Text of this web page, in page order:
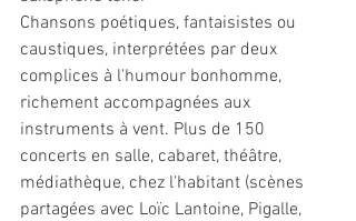
Chansons poétiques, fantaisistes ou
caustiques, interprétées par deux
complices à l'humour bonhomme,
richement accompagnées aux
instruments à vent. Plus de 150
concerts en salle, cabaret, théâtre,
médiathèque, chez l'habitant (scènes
partagées avec Loïc Lantoine, Pigalle,